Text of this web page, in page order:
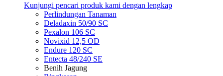
Kunjungi pencari produk kami dengan lengkap
Perlindungan Tanaman
Deladaxin 50/90 SC
Pexalon 106 SC
Novixid 12,5 OD
Endure 120 SC
Entecta 48/240 SE
Benih Jagung